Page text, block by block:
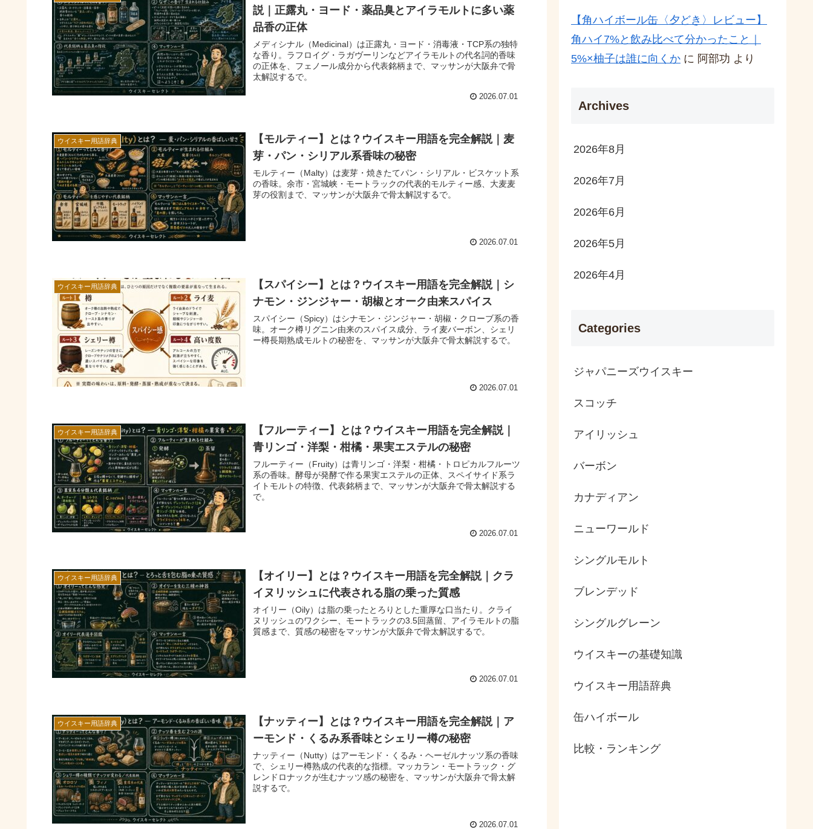
説｜正露丸・ヨード・薬品臭とアイラモルトに多い薬
品香の正体
メディシナル（Medicinal）は正露丸・ヨード・消毒液・TCP系の独特
な香り。ラフロイグ・ラガヴーリンなどアイラモルトの代名詞的香味
の正体を、フェノール成分から代表銘柄まで、マッサンが大阪弁で骨
太解説するで。
2026.07.01
ウイスキー用語辞典
【モルティー】とは？ウイスキー用語を完全解説｜麦
芽・パン・シリアル系香味の秘密
モルティー（Malty）は麦芽・焼きたてパン・シリアル・ビスケット系
の香味。余市・宮城峡・モートラックの代表的モルティー感、大麦麦
芽の役割まで、マッサンが大阪弁で骨太解説するで。
2026.07.01
ウイスキー用語辞典
【スパイシー】とは？ウイスキー用語を完全解説｜シ
ナモン・ジンジャー・胡椒とオーク由来スパイス
スパイシー（Spicy）はシナモン・ジンジャー・胡椒・クローブ系の香
味。オーク樽リグニン由来のスパイス成分、ライ麦バーボン、シェリ
ー樽長期熟成モルトの秘密を、マッサンが大阪弁で骨太解説するで。
2026.07.01
ウイスキー用語辞典
【フルーティー】とは？ウイスキー用語を完全解説｜
青リンゴ・洋梨・柑橘・果実エステルの秘密
フルーティー（Fruity）は青リンゴ・洋梨・柑橘・トロピカルフルーツ
系の香味。酵母が発酵で作る果実エステルの正体、スペイサイド系ラ
イトモルトの特徴、代表銘柄まで、マッサンが大阪弁で骨太解説する
で。
2026.07.01
ウイスキー用語辞典
【オイリー】とは？ウイスキー用語を完全解説｜クラ
イヌリッシュに代表される脂の乗った質感
オイリー（Oily）は脂の乗ったとろりとした重厚な口当たり。クライ
ヌリッシュのワクシー、モートラックの3.5回蒸留、アイラモルトの脂
質感まで、質感の秘密をマッサンが大阪弁で骨太解説するで。
2026.07.01
ウイスキー用語辞典
【ナッティー】とは？ウイスキー用語を完全解説｜ア
ーモンド・くるみ系香味とシェリー樽の秘密
ナッティー（Nutty）はアーモンド・くるみ・ヘーゼルナッツ系の香味
で、シェリー樽熟成の代表的な指標。マッカラン・モートラック・グ
レンドロナックが生むナッツ感の秘密を、マッサンが大阪弁で骨太解
説するで。
2026.07.01
【角ハイボール缶〈夕どき〉レビュー】
角ハイ7%と飲み比べて分かったこと｜
5%×柚子は誰に向くか に 阿部功 より
Archives
2026年8月
2026年7月
2026年6月
2026年5月
2026年4月
Categories
アイリッシュ
ウイスキーの基礎知識
ウイスキー用語辞典
カナディアン
ジャパニーズウイスキー
シングルグレーン
シングルモルト
スコッチ
ニューワールド
バーボン
ブレンデッド
比較・ランキング
缶ハイボール